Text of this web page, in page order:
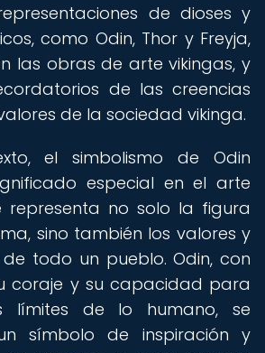
de dioses y
como Odin, Thor y Freyja,
las obras de arte vikingas, y
de las creencias
de la sociedad vikinga.
el simbolismo de Odin
especial en el arte
representa no solo la figura
sino también los valores y
todo un pueblo. Odin, con
coraje y su capacidad para
límites de lo humano, se
símbolo de inspiración y